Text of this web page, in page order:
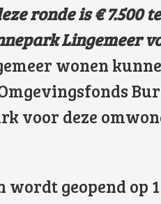
ronde is € 7.500
Lingemeer
wonen
voor deze
geopend op